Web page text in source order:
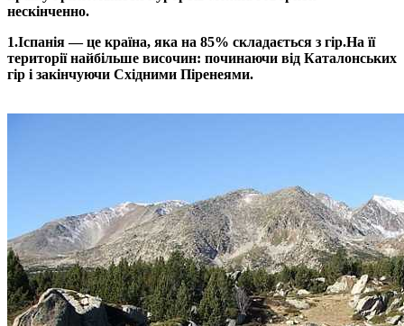
нескінченно.
1.Іспанія — це країна, яка на 85% складається з гір.На її
території найбільше височин: починаючи від Каталонських
гір і закінчуючи Східними Піренеями.